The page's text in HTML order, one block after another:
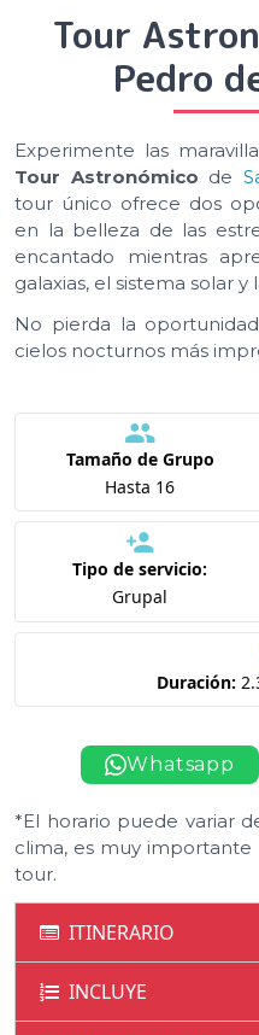
Tour
Pedro
Experimente las
Tour Astronómico de
tour único ofrece dos
en la belleza de las
encantado mientras
galaxias, el sistema solar y
No pierda la
cielos nocturnos más
Tamaño de Grupo
Hasta 16
Tipo de servicio:
Grupal
Duración:
Whatsapp
*El horario puede variar
clima, es muy
tour.
ITINERARIO
INCLUYE